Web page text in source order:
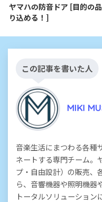
ヤマハの防音ドア [目的の
り込める！]
この記事を書いた人
MIKI
音楽生活にまつわる各種
ネートする専門チーム。
プ・自由設計）の販売、
ら、音響機器や照明機器
トータルソリューション